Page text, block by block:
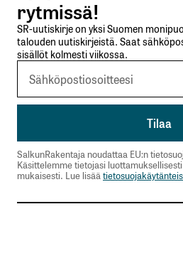
rytmissä!
SR-uutiskirje on yksi Suomen
talouden uutiskirjeistä. Saat
sisällöt kolmesti viikossa.
SalkunRakentaja noudattaa EU:n
Käsittelemme tietojasi
mukaisesti. Lue lisää